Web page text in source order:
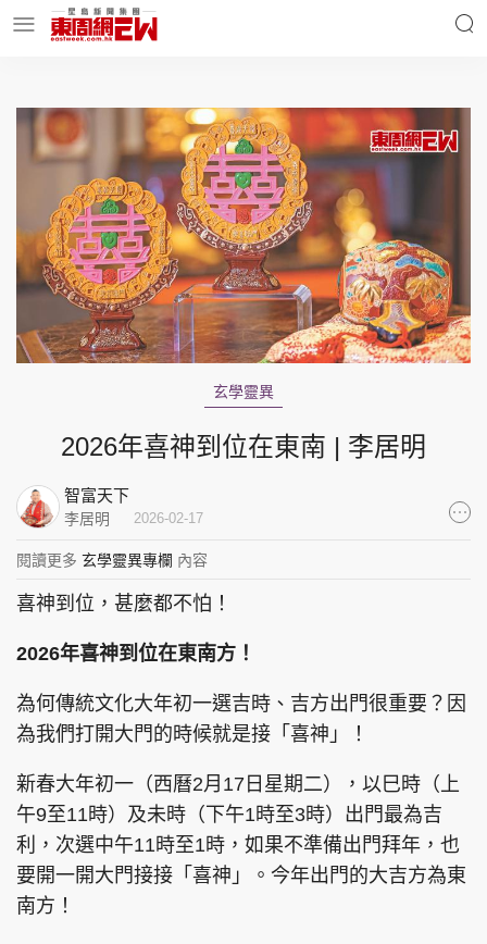
明星名人 時事財經
東周Ladies 優享生活
東周食玩通 會員活動
集團旗下品牌
PCM 電腦廣場 星島頭條 星島日報
頭條日報 星島環球 The Standard
玄學靈異
2026年喜神到位在東南 | 李居明
智富天下
李居明 2026-02-17
閱讀更多 玄學靈異專欄 內容
喜神到位，甚麼都不怕！
2026年喜神到位在東南方！
為何傳統文化大年初一選吉時、吉方出門很重要？因
為我們打開大門的時候就是接「喜神」！
新春大年初一（西曆2月17日星期二），以巳時（上
午9至11時）及未時（下午1時至3時）出門最為吉
利，次選中午11時至1時，如果不準備出門拜年，也
要開一開大門接接「喜神」。今年出門的大吉方為東
南方！